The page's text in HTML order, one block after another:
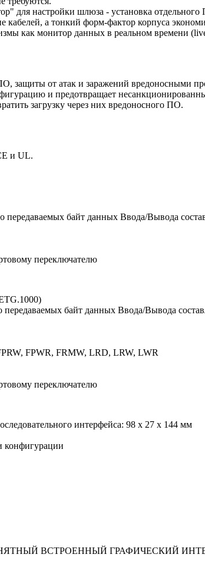
для настройки шлюза - установка отдельного
а тонкий форм-фактор корпуса
как монитор данных в реальном времени (live
защиты от атак и заражений вредоносными
и предотвращает
загрузку через них вредоносного ПО.
и UL.
байт данных Ввода/Вывода
переключателю
байт данных Ввода/Вывода
FPWR, FRMW, LRD, LRW, LWR
переключателю
интерфейса: 98 x 27 x 144 мм
конфигурации
ВСТРОЕННЫЙ ГРАФИЧЕСКИЙ